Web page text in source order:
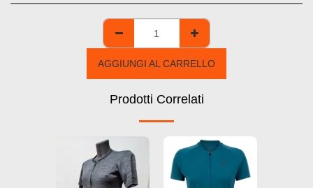
AGGIUNGI AL CARRELLO
Prodotti Correlati